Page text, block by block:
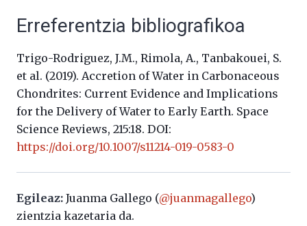
Erreferentzia bibliografikoa
Trigo-Rodriguez, J.M., Rimola, A., Tanbakouei, S.
et al. (2019). Accretion of Water in Carbonaceous
Chondrites: Current Evidence and Implications
for the Delivery of Water to Early Earth. Space
Science Reviews, 215:18. DOI:
https://doi.org/10.1007/s11214-019-0583-0
Egileaz: Juanma Gallego (@juanmagallego)
zientzia kazetaria da.